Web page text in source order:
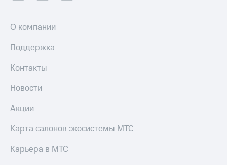
О компании
Поддержка
Контакты
Новости
Акции
Карта салонов экосистемы МТС
Карьера в МТС